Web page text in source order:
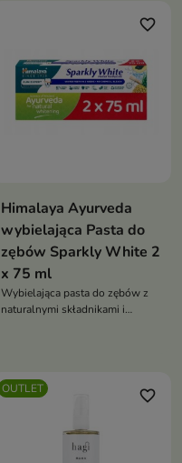
favorite_border
Himalaya Ayurveda
wybielająca Pasta do
zębów Sparkly White 2
x 75 ml
Wybielająca pasta do zębów z
naturalnymi składnikami i
długi czas
OUTLET favorite_border